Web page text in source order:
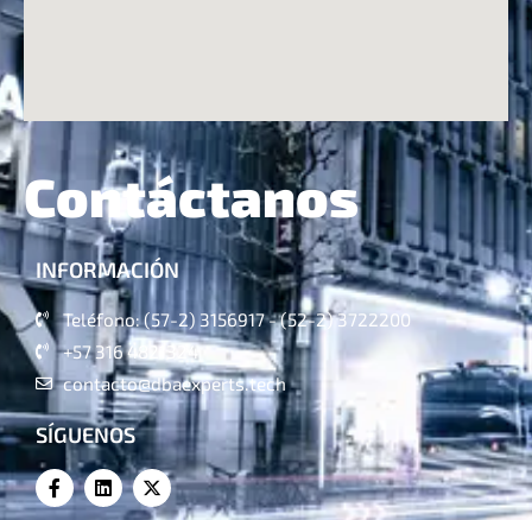
Contáctanos
INFORMACIÓN
Teléfono: (57-2) 3156917 - (52-2) 3722200
+57 316 4821324
contacto@dbaexperts.tech
SÍGUENOS